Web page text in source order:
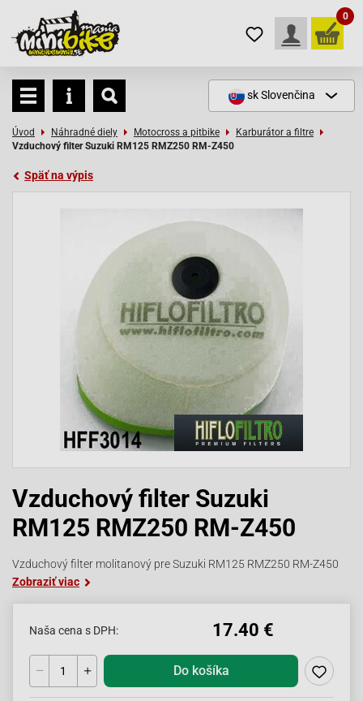
0
skSlovenčina
Úvod Náhradné diely Motocross a pitbike
Karburátor a filtre
Vzduchový filter Suzuki RM125 RMZ250 RM-Z450
Späť na výpis
Vzduchový filter Suzuki
RM125 RMZ250 RM-Z450
Vzduchový filter molitanový pre Suzuki RM125 RMZ250 RM-Z450
Zobraziť viac
Naša cena s DPH: 17.40 €
Do košíka